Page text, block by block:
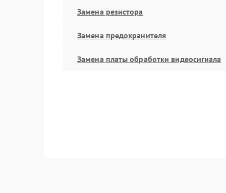
Замена резистора
Замена предохранителя
Замена платы обработки видеосигнала